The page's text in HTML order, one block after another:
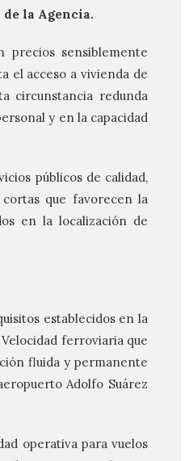
la Agencia.
precios sensiblemente
el acceso a vivienda de
circunstancia redunda
y en la capacidad
públicos de calidad,
que favorecen la
en la localización de
establecidos en la
ferroviaria que
fluida y permanente
Adolfo Suárez
operativa para vuelos